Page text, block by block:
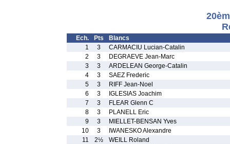
Ech. Pts
Blancs
1
3
CARMACIU Lucian-Catalin
2
3
DEGRAEVE Jean-Marc
3
3
ARDELEAN George-Catalin
4
3
SAEZ Frederic
5
3
RIFF Jean-Noel
6
3
IGLESIAS Joachim
7
3
FLEAR Glenn C
8
3
PLANELL Eric
9
3
MIELLET-BENSAN Yves
10
3
IWANESKO Alexandre
11
2½
WEILL Roland